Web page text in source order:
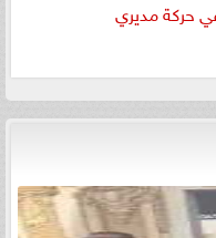
حركة مديري